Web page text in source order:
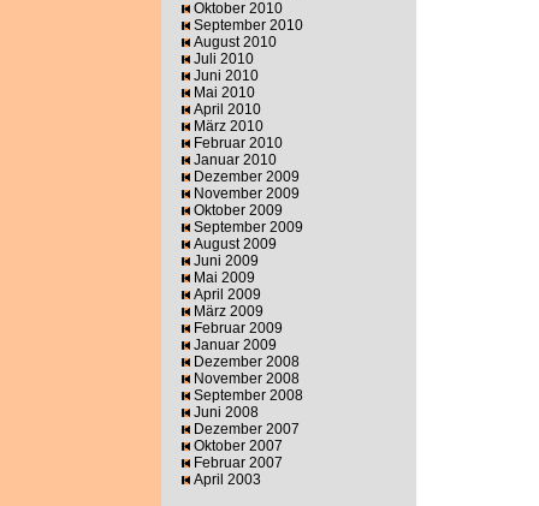
Oktober 2010
September 2010
August 2010
Juli 2010
Juni 2010
Mai 2010
April 2010
März 2010
Februar 2010
Januar 2010
Dezember 2009
November 2009
Oktober 2009
September 2009
August 2009
Juni 2009
Mai 2009
April 2009
März 2009
Februar 2009
Januar 2009
Dezember 2008
November 2008
September 2008
Juni 2008
Dezember 2007
Oktober 2007
Februar 2007
April 2003